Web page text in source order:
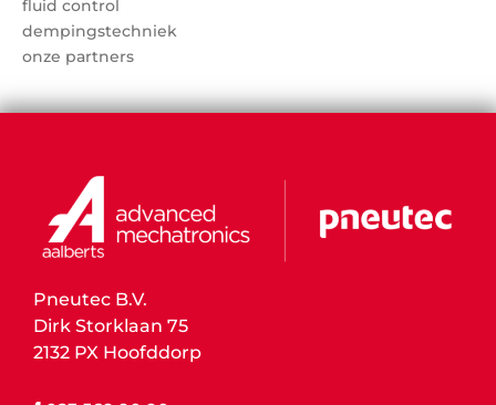
fluid control
dempingstechniek
onze partners
Pneutec B.V.
Dirk Storklaan 75
2132 PX Hoofddorp